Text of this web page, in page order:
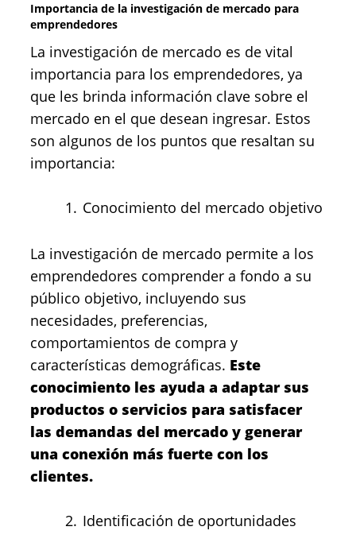
Importancia de la investigación de mercado para
emprendedores
La investigación de mercado es de vital
importancia para los emprendedores, ya
que les brinda información clave sobre el
mercado en el que desean ingresar. Estos
son algunos de los puntos que resaltan su
importancia:
Conocimiento del mercado objetivo
La investigación de mercado permite a los
emprendedores comprender a fondo a su
público objetivo, incluyendo sus
necesidades, preferencias,
comportamientos de compra y
características demográficas. Este
conocimiento les ayuda a adaptar sus
productos o servicios para satisfacer
las demandas del mercado y generar
una conexión más fuerte con los
clientes.
Identificación de oportunidades